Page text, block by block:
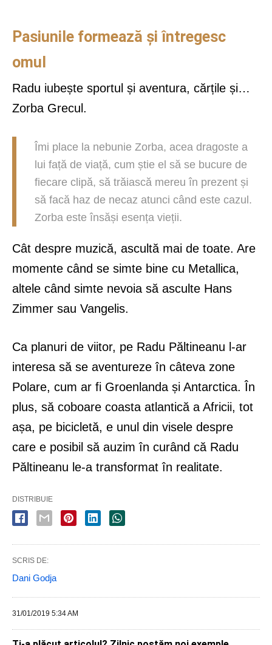
Pasiunile formează și întregesc
omul
Radu iubește sportul și aventura, cărțile și…
Zorba Grecul.
Îmi place la nebunie Zorba, acea dragoste a
lui față de viață, cum știe el să se bucure de
fiecare clipă, să trăiască mereu în prezent și
să facă haz de necaz atunci când este cazul.
Zorba este însăși esența vieții.
Cât despre muzică, ascultă mai de toate. Are
momente când se simte bine cu Metallica,
altele când simte nevoia să asculte Hans
Zimmer sau Vangelis.
Ca planuri de viitor, pe Radu Păltineanu l-ar
interesa să se aventureze în câteva zone
Polare, cum ar fi Groenlanda și Antarctica. În
plus, să coboare coasta atlantică a Africii, tot
așa, pe bicicletă, e unul din visele despre
care e posibil să auzim în curând că Radu
Păltineanu le-a transformat în realitate.
DISTRIBUIE
SCRIS DE:
Dani Godja
31/01/2019 5:34 AM